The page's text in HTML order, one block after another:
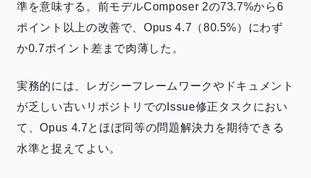
準を意味する。前モデルComposer 2の73.7%から6
ポイント以上の改善で、Opus 4.7（80.5%）にわず
か0.7ポイント差まで肉薄した。
実務的には、レガシーフレームワークやドキュメント
が乏しい古いリポジトリでのIssue修正タスクにおい
て、Opus 4.7とほぼ同等の問題解決力を期待できる
水準と捉えてよい。